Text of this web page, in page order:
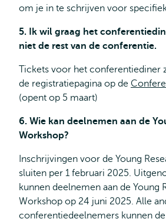
om je in te schrijven voor
5. Ik wil graag het
niet de rest van de conferentie.
Tickets voor het conferentiediner
de registratiepagina op de
(opent op 5 maart)
6. Wie kan deelnemen aan de
Workshop?
Inschrijvingen voor de Young
sluiten per 1 februari 2025.
kunnen deelnemen aan de Young
Workshop op 24 juni 2025. Alle
conferentiedeelnemers kunnen